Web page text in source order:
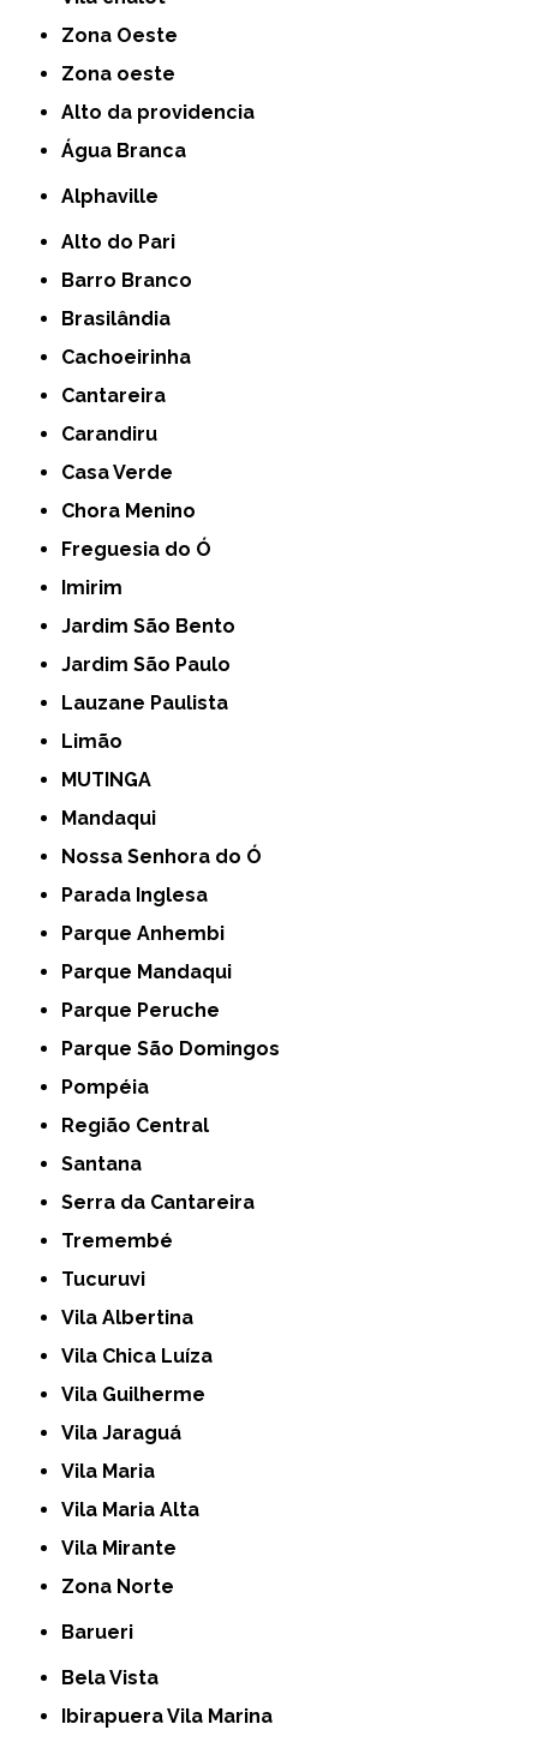
Zona Oeste
Zona oeste
alto da providencia
Água Branca
Alphaville
Alto do Pari
Barro Branco
Brasilândia
Cachoeirinha
Cantareira
Carandiru
Casa Verde
Chora Menino
Freguesia do Ó
Imirim
Jardim São Bento
Jardim São Paulo
Lauzane Paulista
Limão
MUTINGA
Mandaqui
Nossa Senhora do Ó
Parada Inglesa
Parque Anhembi
Parque Mandaqui
Parque Peruche
Parque São Domingos
Pompéia
Região Central
Santana
Serra da Cantareira
Tremembé
Tucuruvi
Vila Albertina
Vila Chica Luíza
Vila Guilherme
Vila Jaraguá
Vila Maria
Vila Maria Alta
Vila Mirante
Zona Norte
Barueri
Bela Vista
Ibirapuera Vila Marina